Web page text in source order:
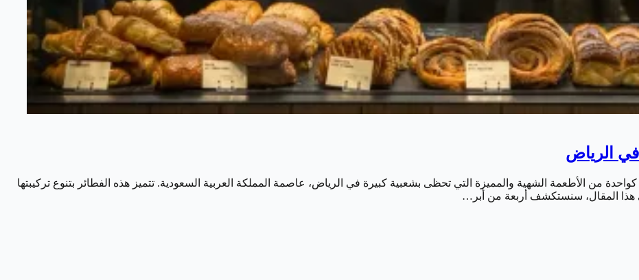
في الرياض
كواحدة من الأطعمة الشهية والمميزة التي تحظى بشعبية كبيرة في الرياض، عاصمة المملكة العربية السعودية. تتميز هذه الفطائر بتنوع تركيبتها
في هذا المقال، سنستكشف أربعة من أبر…